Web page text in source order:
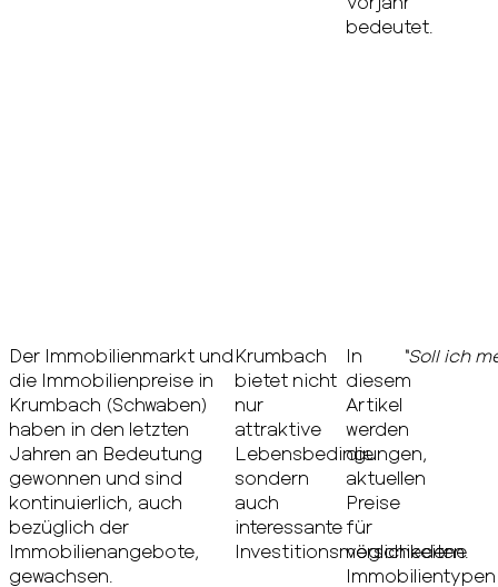
bedeutet.
Der Immobilienmarkt und
die Immobilienpreise in
Krumbach (Schwaben)
haben in den letzten
Jahren an Bedeutung
gewonnen und sind
kontinuierlich, auch
bezüglich der
Immobilienangebote,
gewachsen.
Krumbach
bietet nicht
nur
attraktive
Lebensbedingungen,
sondern
auch
interessante
Investitionsmöglichkeiten.
In
diesem
Artikel
werden
die
aktuellen
Preise
für
verschiedene
Immobilientypen
“Soll ich